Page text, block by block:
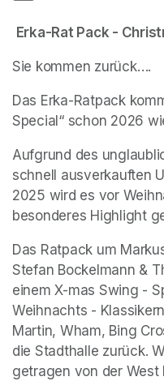
Erka-Rat Pack -
Sie kommen zurück….
Das Erka-Ratpack
Special“ schon 2026
Aufgrund des
schnell ausverkauften
2025 wird es vor
besonderes Highlight
Das Ratpack um
Stefan Bockelmann &
einem X-mas Swing -
Weihnachts -
Martin, Wham, Bing
die Stadthalle zurück.
getragen von der West